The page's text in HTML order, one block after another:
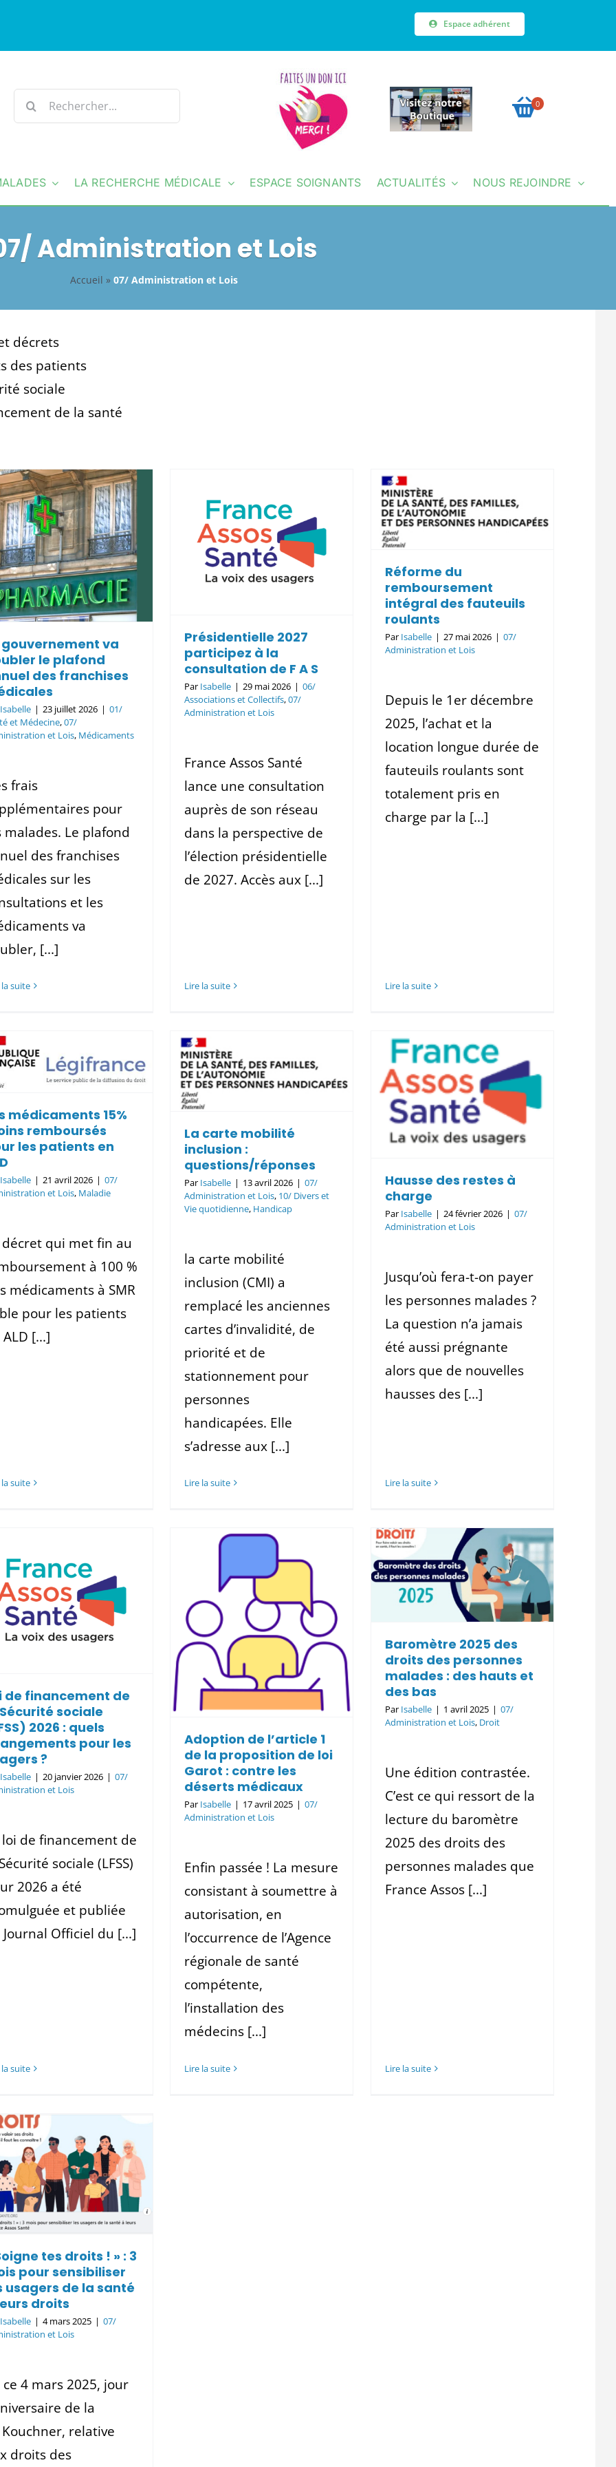
Espace adhérent
Rechercher: 0
LA RECHERCHE MÉDICALE ESPACE SOIGNANTS ACTUALITÉS NOUS REJOINDRE
Administration et Lois
Accueil » 07/ Administration et Lois
décrets
des patients
sociale
de la santé
gouvernement va
le plafond
des franchises
Isabelle | 23 juillet 2026 | 01/
et Médecine,07/
et Lois, Médicaments
frais
pour
malades. Le plafond
des franchises
sur les
et les
va
[...]
suite
Présidentielle
2027 participez à
la consultation de
F A S
06/ Associations et Collectifs
Administration et Lois
Présidentielle 2027
participez à la
consultation de F A S
Par Isabelle | 29 mai 2026 | 06/
Associations et Collectifs,07/
Administration et Lois
France Assos Santé
lance une consultation
auprès de son réseau
dans la perspective de
l’élection présidentielle
de 2027. Accès aux [...]
Lire la suite
remboursement
intégral des
fauteuils roulants
07/ Administration et Lois
Réforme du
remboursement
intégral des fauteuils
roulants
Par Isabelle | 27 mai 2026 | 07/
Administration et Lois
Depuis le 1er décembre
2025, l’achat et la
location longue durée de
fauteuils roulants sont
totalement pris en
charge par la [...]
Lire la suite
médicaments 15%
remboursés
les patients en
Isabelle | 21 avril 2026 | 07/
et Lois, Maladie
décret qui met fin au
à 100 %
médicaments à SMR
pour les patients
[...]
suite
La carte mobilité
inclusion :
07/ Administration et Lois 10/ Divers
et Vie quotidienne Handicap
La carte mobilité
inclusion :
questions/réponses
Par Isabelle | 13 avril 2026 | 07/
Administration et Lois, 10/ Divers et
Vie quotidienne, Handicap
la carte mobilité
inclusion (CMI) a
remplacé les anciennes
cartes d’invalidité, de
priorité et de
stationnement pour
personnes
handicapées. Elle
s’adresse aux [...]
Lire la suite
Hausse des restes
07/ Administration et Lois
Hausse des restes à
charge
Par Isabelle | 24 février 2026 | 07/
Administration et Lois
Jusqu’où fera-t-on payer
les personnes malades ?
La question n’a jamais
été aussi prégnante
alors que de nouvelles
hausses des [...]
Lire la suite
de financement de
sociale
2026 : quels
pour les
?
Isabelle | 20 janvier 2026 | 07/
et Lois
loi de financement de
sociale (LFSS)
2026 a été
et publiée
Journal Officiel du [...]
suite
Adoption de
l’article 1 de la
proposition de loi
07/ Administration et Lois
Adoption de l’article 1
de la proposition de loi
Garot : contre les
déserts médicaux
Par Isabelle | 17 avril 2025 | 07/
Administration et Lois
Enfin passée ! La mesure
consistant à soumettre à
autorisation, en
l’occurrence de l’Agence
régionale de santé
compétente,
l’installation des
médecins [...]
Lire la suite
Baromètre 2025
des droits des
personnes
malades : des
hauts et des bas
07/ Administration et Lois Droit
Baromètre 2025 des
droits des personnes
malades : des hauts et
des bas
Par Isabelle | 1 avril 2025 | 07/
Administration et Lois, Droit
Une édition contrastée.
C’est ce qui ressort de la
lecture du baromètre
2025 des droits des
personnes malades que
France Assos [...]
Lire la suite
tes droits ! » : 3
pour sensibiliser
usagers de la santé
droits
Isabelle | 4 mars 2025 | 07/
et Lois
ce 4 mars 2025, jour
de la
relative
droits des